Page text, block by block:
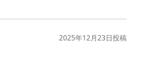
2025年12月23日投稿